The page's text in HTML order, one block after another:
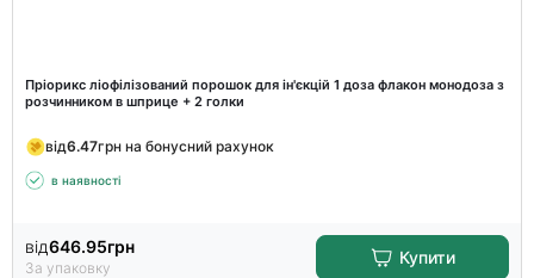
Пріорикс ліофілізований порошок для ін'єкцій 1 доза флакон монодоза з
розчинником в шприце + 2 голки
від6.47грн на бонусний рахунок
в наявності
від646.95грн
За упаковку
Купити